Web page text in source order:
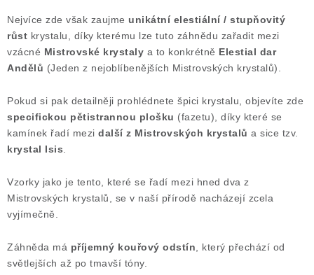
Nejvíce zde však zaujme unikátní elestiální / stupňovitý
růst krystalu, díky kterému lze tuto záhnědu zařadit mezi
vzácné Mistrovské krystaly a to konkrétně Elestial dar
Andělů (Jeden z nejoblíbenějších Mistrovských krystalů).
Pokud si pak detailněji prohlédnete špici krystalu, objevíte zde
specifickou pětistrannou plošku (fazetu), díky které se
kamínek řadí mezi další z Mistrovských krystalů a sice tzv.
krystal Isis
Vzorky jako je tento, které se řadí mezi hned dva z
Mistrovských krystalů, se v naší přírodě nacházejí zcela
vyjímečně.
Záhněda má příjemný kouřový odstín , který přechází od
světlejších až po tmavší tóny.